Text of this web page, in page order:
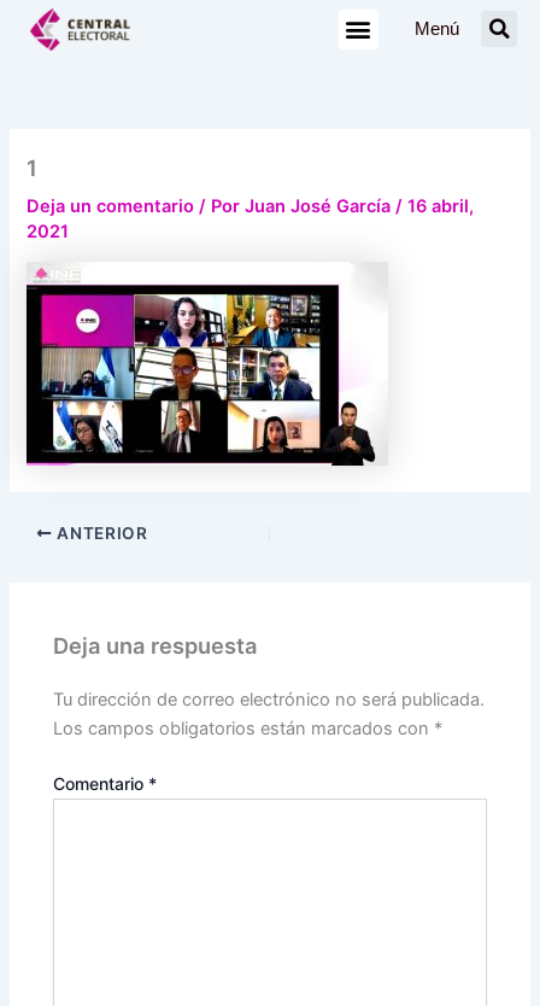
Menú
1
Deja un comentario / PorJuan José García/16 abril,
2021
ANTERIOR
Deja una respuesta
Tu dirección de correo electrónico no será publicada.
Los campos obligatorios están marcados con *
Comentario *